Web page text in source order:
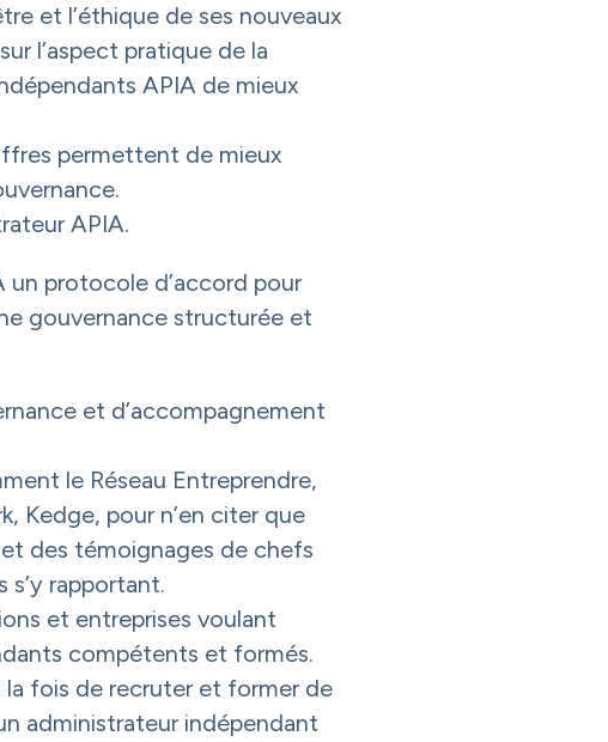
et l’éthique de ses nouveaux
l’aspect pratique de la
APIA de mieux
permettent de mieux
APIA.
un protocole d’accord pour
gouvernance structurée et
et d’accompagnement
le Réseau Entreprendre,
Kedge, pour n’en citer que
des témoignages de chefs
s’y rapportant.
et entreprises voulant
compétents et formés.
la fois de recruter et former de
administrateur indépendant